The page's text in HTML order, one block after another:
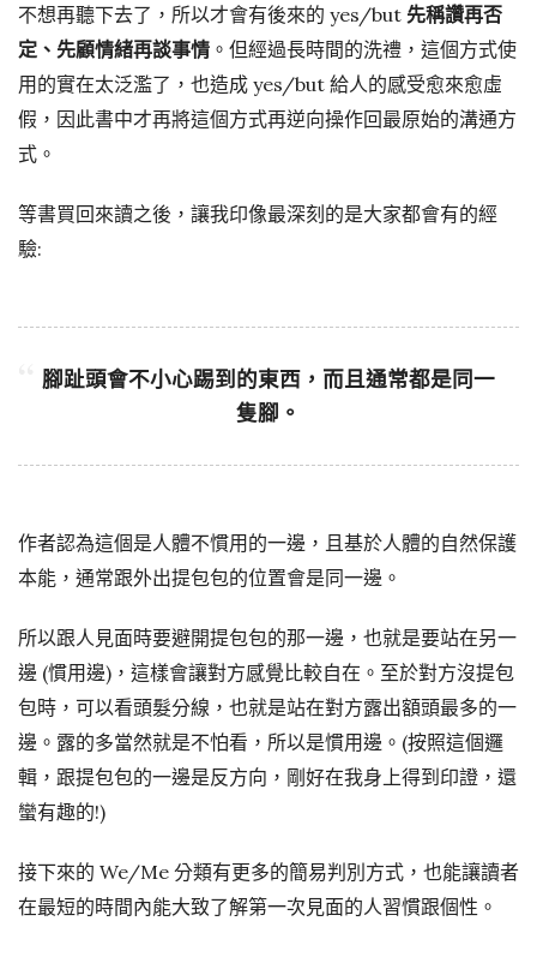
不想再聽下去了，所以才會有後來的 yes/but 先稱讚再否
定、先顧情緒再談事情 。但經過長時間的洗禮，這個方式使
用的實在太泛濫了，也造成 yes/but 給人的感受愈來愈虛
假，因此書中才再將這個方式再逆向操作回最原始的溝通方
式。
等書買回來讀之後，讓我印像最深刻的是大家都會有的經
驗:
腳趾頭會不小心踢到的東西，而且通常都是同一
隻腳。
作者認為這個是人體不慣用的一邊，且基於人體的自然保護
本能，通常跟外出提包包的位置會是同一邊。
所以跟人見面時要避開提包包的那一邊，也就是要站在另一
邊 (慣用邊)，這樣會讓對方感覺比較自在。至於對方沒提包
包時，可以看頭髮分線，也就是站在對方露出額頭最多的一
邊。露的多當然就是不怕看，所以是慣用邊。(按照這個邏
輯，跟提包包的一邊是反方向，剛好在我身上得到印證，還
蠻有趣的!)
接下來的 We/Me 分類有更多的簡易判別方式，也能讓讀者
在最短的時間內能大致了解第一次見面的人習慣跟個性。